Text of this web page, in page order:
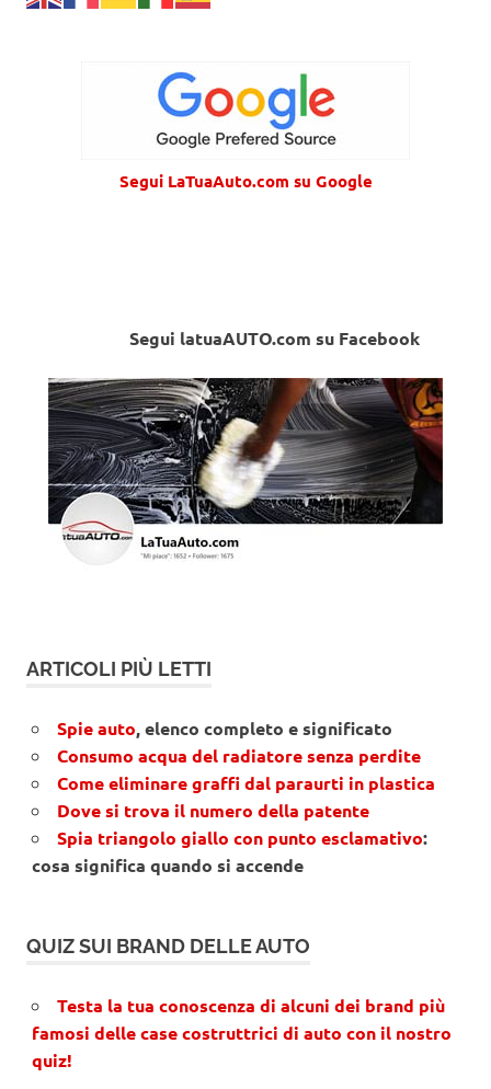
Segui LaTuaAuto.com su Google
Segui latuaAUTO.com su Facebook
ARTICOLI PIÙ LETTI
Spie auto, elenco completo e significato
Consumo acqua del radiatore senza perdite
Come eliminare graffi dal paraurti in plastica
Dove si trova il numero della patente
Spia triangolo giallo con punto esclamativo:
cosa significa quando si accende
QUIZ SUI BRAND DELLE AUTO
Testa la tua conoscenza di alcuni dei brand più
famosi delle case costruttrici di auto con il nostro
quiz!